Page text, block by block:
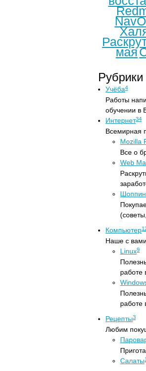
мая
Рубрики
Учёба4
Работы
обучении в
Интернет34
Всемирная
Mozilla
Все о
Web
Компьютер
Наше с
Linux9
работе
работе
Рецепты3
Любим
Салаты1